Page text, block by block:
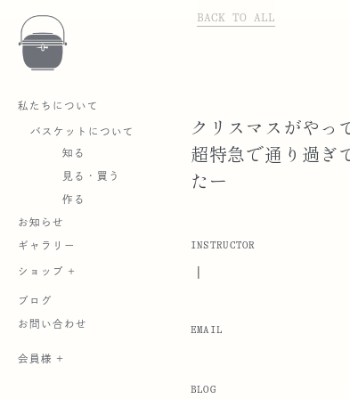
私たちについて
バスケットについて
知る
見る・買う
作る
お知らせ
ギャラリー
ショップ +
ブログ
お問い合わせ
会員様 +
BACK TO ALL
クリスマスがやっ
超特急で通り過ぎ
たー
INSTRUCTOR
|
EMAIL
BLOG